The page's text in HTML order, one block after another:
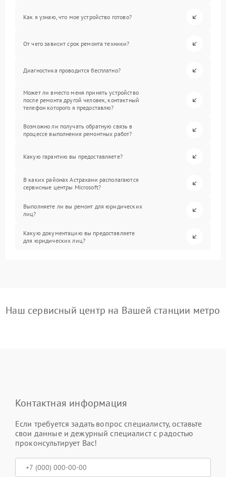
Как я узнаю, что мое устройство готово?
От чего зависит срок ремонта техники?
Диагностика проводится бесплатно?
Может ли вместо меня принять устройство
после ремонта другой человек, контактный
телефон которого я предоставлю?
Возможно ли получать обратную связь в
процессе выполнения ремонтных работ?
Какую гарантию вы предоставляете?
В каких районах Астрахани располагаются
сервисные центры Microsoft?
Выполняете ли вы ремонт для юридических
лиц?
Какую документацию вы предоставляете
для юридических лиц?
Наш сервисный центр на Вашей станции метро
Контактная информация
Если требуется задать вопрос специалисту, оставьте
свои данные и дежурный специалист с радостью
проконсультирует Вас!